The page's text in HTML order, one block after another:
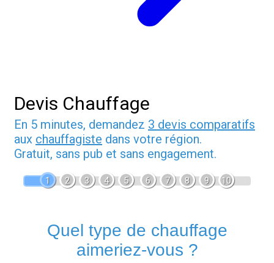
Devis Chauffage
En 5 minutes, demandez 3 devis comparatifs
aux chauffagiste dans votre région.
Gratuit, sans pub et sans engagement.
1 2 3 4 5 6 7 8 9 10
Quel type de chauffage
aimeriez-vous ?